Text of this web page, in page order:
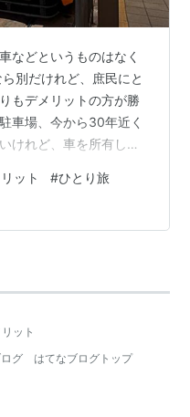
などというものはなく
別だけれど、庶民にと
もデメリットの方が勝
車場、今から30年近く
けれど、車を所有して
る。さらにガソリン
台の車を所有するため
なかお金のかかること
の私はソロバンをはじ
断を下した…
ット #ひとり旅
ット
グ
はてなブログトップ